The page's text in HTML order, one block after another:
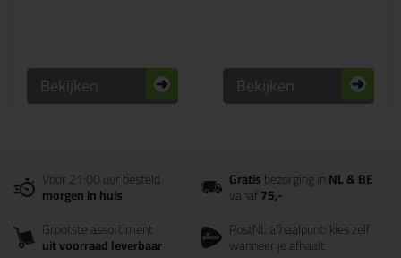
Bekijken Bekijken
Voor 21:00 uur besteld
morgen in huis
Gratisbezorging inNL & BE
vanaf75,-
Grootste assortiment
uit voorraad leverbaar
PostNL afhaalpunt: kies zelf
wanneer je afhaalt